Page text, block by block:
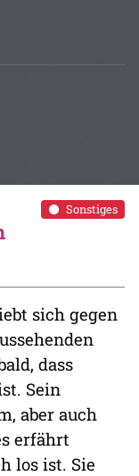
Sonstiges
sich gegen
dass
Sein
aber auch
erfährt
los ist. Sie